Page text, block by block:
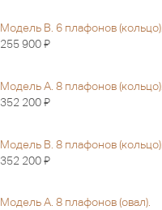
Модель В. 6 плафонов (кольцо).
255 900Я
Модель A. 8 плафонов (кольцо).
352 200Я
Модель В. 8 плафонов (кольцо).
352 200Я
Модель A. 8 плафонов (овал).